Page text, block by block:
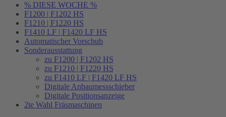
% DIESE WOCHE %
F1200 | F1202 HS
F1210 | F1220 HS
F1410 LF | F1420 LF HS
Automatischer Vorschub
Sonderausstattung
zu F1200 | F1202 HS
zu F1210 | F1220 HS
zu F1410 LF | F1420 LF HS
Digitale Anbaumessschieber
Digitale Positionsanzeige
2te Wahl Fräsmaschinen